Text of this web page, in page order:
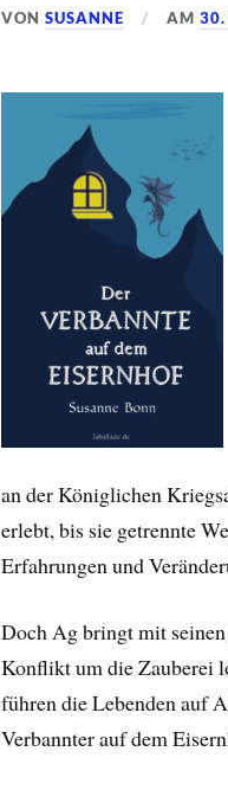
VONSUSANNE AM30.
an der Königlichen
erlebt, bis sie getrennte
Erfahrungen und
Doch Ag bringt mit
Konflikt um die Zauberei
führen die Lebenden auf
Verbannter auf dem